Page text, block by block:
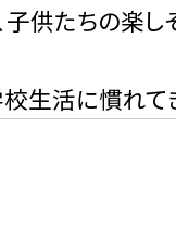
供たちの楽
生活に慣れて